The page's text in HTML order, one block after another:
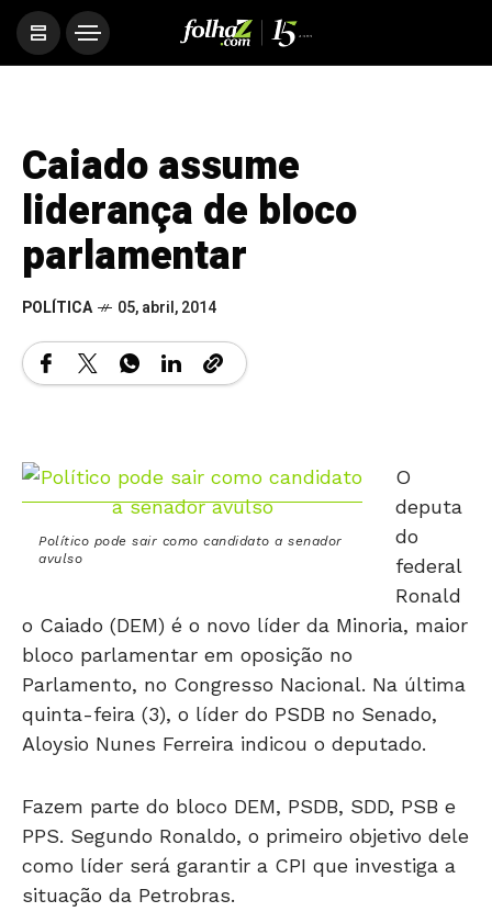
Caiado assume
liderança de bloco
parlamentar
POLÍTICA 05, abril, 2014
Político pode sair como candidato a senador
avulso
O
deputa
do
federal
Ronald
o Caiado (DEM) é o novo líder da Minoria, maior
bloco parlamentar em oposição no
Parlamento, no Congresso Nacional. Na última
quinta-feira (3), o líder do PSDB no Senado,
Aloysio Nunes Ferreira indicou o deputado.
Fazem parte do bloco DEM, PSDB, SDD, PSB e
PPS. Segundo Ronaldo, o primeiro objetivo dele
como líder será garantir a CPI que investiga a
situação da Petrobras.